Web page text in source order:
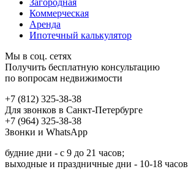
Коммерческая
Аренда
Ипотечный калькулятор
Мы в соц. сетях
Получить бесплатную консультацию
по вопросам недвижимости
+7 (812) 325-38-38
Для звонков в Санкт-Петербурге
+7 (964) 325-38-38
Звонки и WhatsApp
будние дни - с 9 до 21 часов;
выходные и праздничные дни - 10-18 часов